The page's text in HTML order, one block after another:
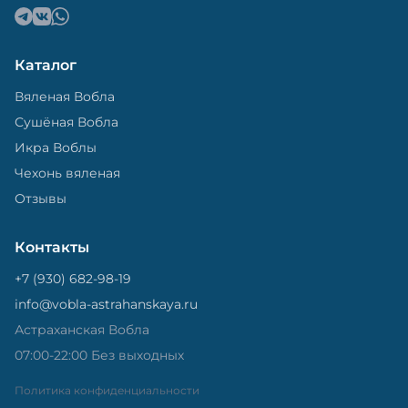
Каталог
Вяленая Вобла
Сушёная Вобла
Икра Воблы
Чехонь вяленая
Отзывы
Контакты
+7 (930) 682-98-19
info@vobla-astrahanskaya.ru
Астраханская Вобла
07:00-22:00 Без выходных
Политика конфиденциальности